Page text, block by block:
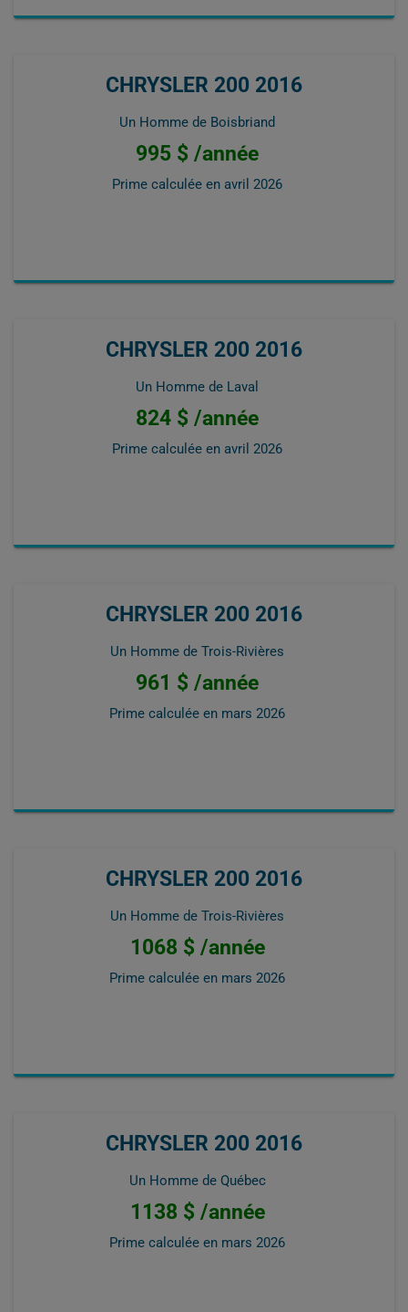
CHRYSLER 200 2016
Un Homme de Boisbriand
995 $ /année
Prime calculée en avril 2026
CHRYSLER 200 2016
Un Homme de Laval
824 $ /année
Prime calculée en avril 2026
CHRYSLER 200 2016
Un Homme de Trois-Rivières
961 $ /année
Prime calculée en mars 2026
CHRYSLER 200 2016
Un Homme de Trois-Rivières
1068 $ /année
Prime calculée en mars 2026
CHRYSLER 200 2016
Un Homme de Québec
1138 $ /année
Prime calculée en mars 2026